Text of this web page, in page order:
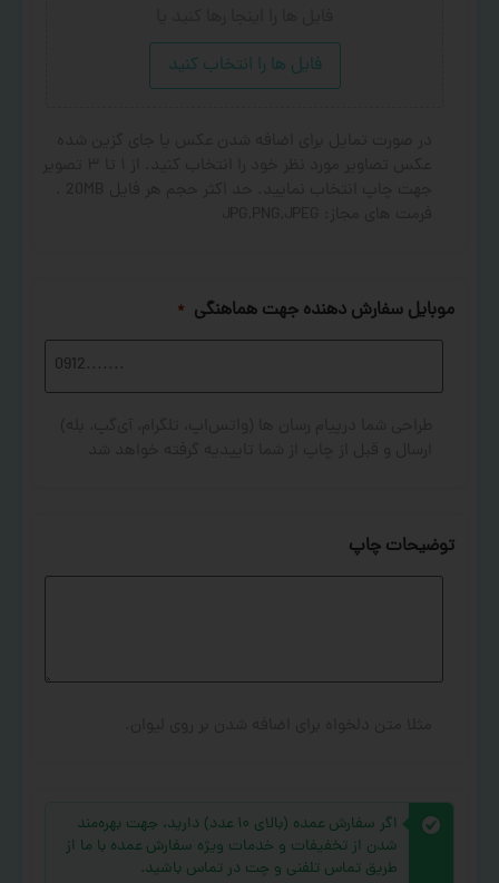
فایل ها را انتخاب کنید
موبایل سفارش دهنده جهت هماهنگی *
توضیحات چاپ
اگر سفارش عمده (بالای ۱۰ عدد) دارید، جهت بهره‌مند
شدن از تخفیفات و خدمات ویژه سفارش عمده با ما از
طریق تماس تلفنی و چت در تماس باشید.